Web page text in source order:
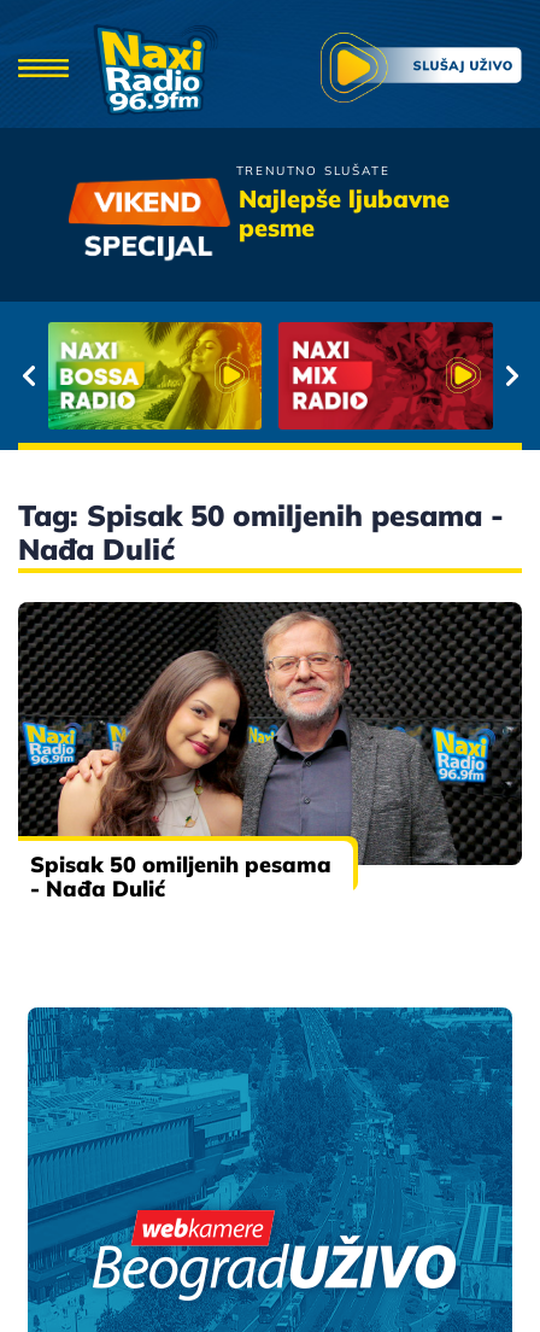
TRENUTNO SLUŠATE
Najlepše ljubavne
pesme
Merlin
Sa Mojih Usana
Tag: Spisak 50 omiljenih pesama -
Nađa Dulić
Spisak 50 omiljenih pesama
- Nađa Dulić